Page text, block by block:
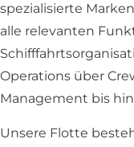
spezialisierte
alle relevanten
Operations über
Management bis
Unsere Flotte